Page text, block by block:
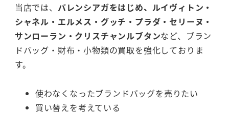
当店では、 バレンシアガをはじめ、ルイヴィトン・
シャネル・エルメス・グッチ・プラダ・セリーヌ・
サンローラン・クリスチャンルブタンなど、ブラン
ドバッグ・財布・小物類の買取を強化しておりま
す。
使わなくなったブランドバッグを売りたい
買い替えを考えている